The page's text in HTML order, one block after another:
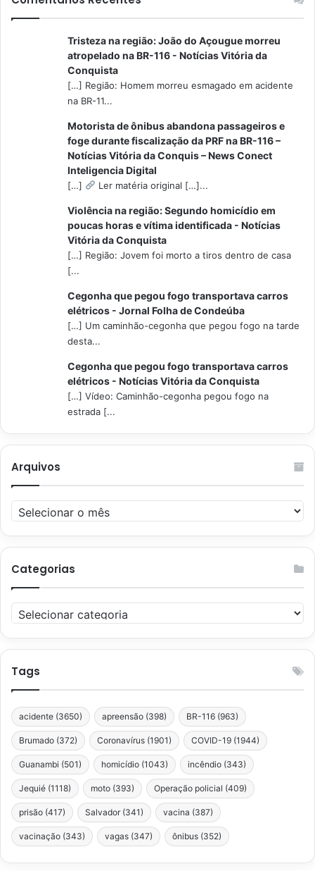
Tristeza na região: João do Açougue morreu
atropelado na BR-116 - Notícias Vitória da
Conquista
[…] Região: Homem morreu esmagado em acidente
na BR-11...
Motorista de ônibus abandona passageiros e
foge durante fiscalização da PRF na BR-116 –
Notícias Vitória da Conquis – News Conect
Inteligencia Digital
[…] Ler matéria original […]...
Violência na região: Segundo homicídio em
poucas horas e vítima identificada - Notícias
Vitória da Conquista
[…] Região: Jovem foi morto a tiros dentro de casa
[...
Cegonha que pegou fogo transportava carros
elétricos - Jornal Folha de Condeúba
[…] Um caminhão-cegonha que pegou fogo na tarde
desta...
Cegonha que pegou fogo transportava carros
elétricos - Notícias Vitória da Conquista
[…] Vídeo: Caminhão-cegonha pegou fogo na
estrada [...
Arquivos
Arquivos
Categorias
Categorias
Tags
acidente (3650) apreensão (398) BR-116 (963)
Brumado (372) Coronavírus (1901) COVID-19 (1944)
Guanambi (501) homicídio (1043) incêndio (343)
Jequié (1118) moto (393) Operação policial (409)
prisão (417) Salvador (341) vacina (387)
vacinação (343) vagas (347) ônibus (352)